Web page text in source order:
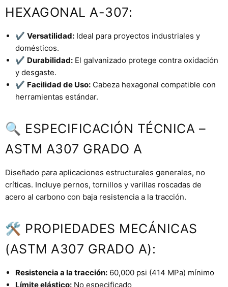
HEXAGONAL A-307:
✔️ Versatilidad: Ideal para proyectos industriales y
domésticos.
✔️ Durabilidad: El galvanizado protege contra oxidación
y desgaste.
✔️ Facilidad de Uso: Cabeza hexagonal compatible con
herramientas estándar.
🔍 ESPECIFICACIÓN TÉCNICA –
ASTM A307 GRADO A
Diseñado para aplicaciones estructurales generales, no
críticas. Incluye pernos, tornillos y varillas roscadas de
acero al carbono con baja resistencia a la tracción.
🛠 PROPIEDADES MECÁNICAS
(ASTM A307 GRADO A):
Resistencia a la tracción: 60,000 psi (414 MPa) mínimo
Límite elástico: No especificado